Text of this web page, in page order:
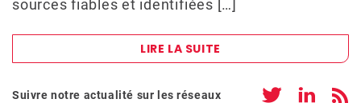
sources fiables et identifiées […]
LIRE LA SUITE
Suivre notre actualité sur les réseaux